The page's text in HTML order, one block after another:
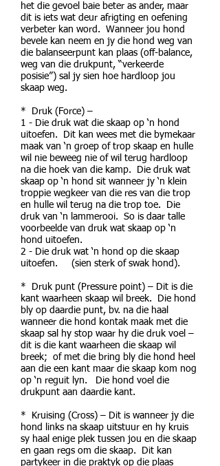
het die gevoel baie beter as ander, maar
dit is iets wat deur afrigting en oefening
verbeter kan word. Wanneer jou hond
bevele kan neem en jy die hond weg van
die balanseerpunt kan plaas (off-balance,
weg van die drukpunt, “verkeerde
posisie”) sal jy sien hoe hardloop jou
skaap weg.
* Druk (Force) –
1 - Die druk wat die skaap op ‘n hond
uitoefen. Dit kan wees met die bymekaar
maak van ‘n groep of trop skaap en hulle
wil nie beweeg nie of wil terug hardloop
na die hoek van die kamp. Die druk wat
skaap op ‘n hond sit wanneer jy ‘n klein
troppie wegkeer van die res van die trop
en hulle wil terug na die trop toe. Die
druk van ‘n lammerooi. So is daar talle
voorbeelde van druk wat skaap op ‘n
hond uitoefen.
2 - Die druk wat ‘n hond op die skaap
uitoefen. (sien sterk of swak hond).
* Druk punt (Pressure point) – Dit is die
kant waarheen skaap wil breek. Die hond
bly op daardie punt, bv. na die haal
wanneer die hond kontak maak met die
skaap sal hy stop waar hy die druk voel –
dit is die kant waarheen die skaap wil
breek; of met die bring bly die hond heel
aan die een kant maar die skaap kom nog
op ‘n reguit lyn. Die hond voel die
drukpunt aan daardie kant.
* Kruising (Cross) – Dit is wanneer jy die
hond links na skaap uitstuur en hy kruis
sy haal enige plek tussen jou en die skaap
en gaan regs om die skaap. Dit kan
partykeer in die praktyk op die plaas